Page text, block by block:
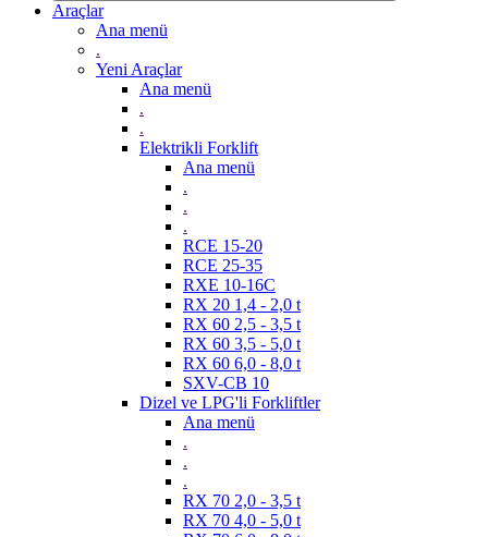
Araçlar
Ana menü
.
Yeni Araçlar
Ana menü
.
.
Elektrikli Forklift
Ana menü
.
.
.
RCE 15-20
RCE 25-35
RXE 10-16C
RX 20 1,4 - 2,0 t
RX 60 2,5 - 3,5 t
RX 60 3,5 - 5,0 t
RX 60 6,0 - 8,0 t
SXV-CB 10
Dizel ve LPG'li Forkliftler
Ana menü
.
.
.
RX 70 2,0 - 3,5 t
RX 70 4,0 - 5,0 t